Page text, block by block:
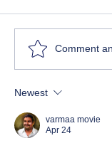
Comment
Newest
varmaa movie
Apr 24